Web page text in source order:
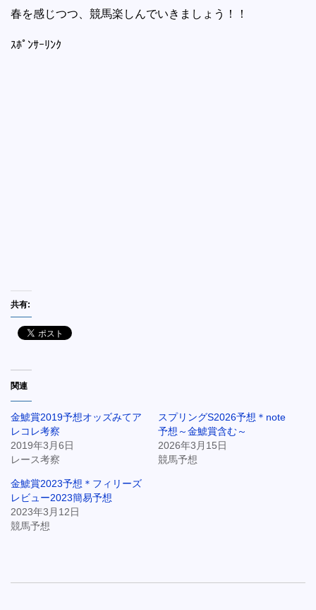
春を感じつつ、競馬楽しんでいきましょう！！
ｽﾎﾟﾝｻｰﾘﾝｸ
共有:
関連
金鯱賞2019予想オッズみてア
レコレ考察
2019年3月6日
レース考察
スプリングS2026予想＊note
予想～金鯱賞含む～
2026年3月15日
競馬予想
金鯱賞2023予想＊フィリーズ
レビュー2023簡易予想
2023年3月12日
競馬予想